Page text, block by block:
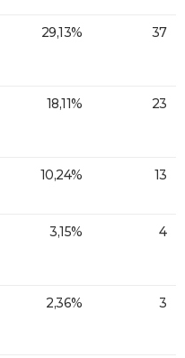
29,13% 37
18,11% 23
10,24% 13
3,15% 4
2,36% 3